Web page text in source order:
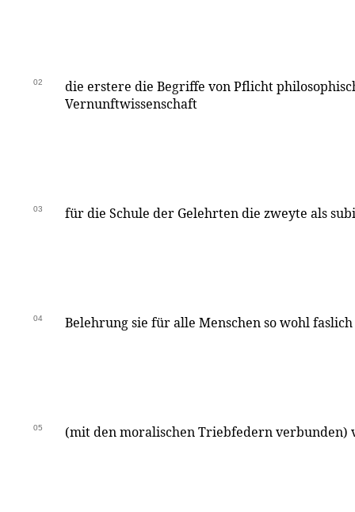
02
die erstere die Begriffe von Pflicht
Vernunftwissenschaft
03 für die Schule der Gelehrten die zweyte als
04 Belehrung sie für alle Menschen so wohl
05 (mit den moralischen Triebfedern verbunden)